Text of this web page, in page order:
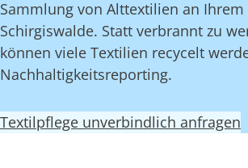
Sammlung von Alttextilien an
Schirgiswalde. Statt verbrannt zu
können viele Textilien recycelt
Nachhaltigkeitsreporting.
Textilpflege unverbindlich anfragen